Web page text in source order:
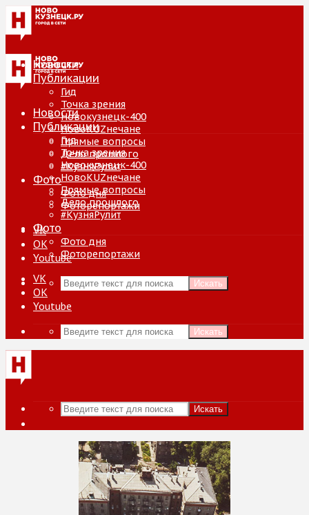
Новости
Публикации
Гид
Точка зрения
Новокузнецк-400
НовоKUZнечане
Прямые вопросы
Дело прошлого
#КузняРулит
Фото
Фото дня
Фоторепортажи
VK
ОК
Youtube
Искать
Новости
Публикации
Гид
Точка зрения
Новокузнецк-400
НовоKUZнечане
Прямые вопросы
Дело прошлого
#КузняРулит
Фото
Фото дня
Фоторепортажи
VK
ОК
Youtube
Искать
Искать